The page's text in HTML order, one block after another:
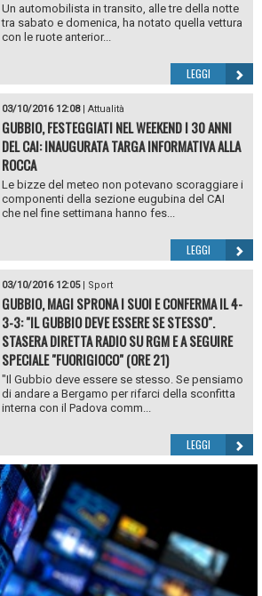
Un automobilista in transito, alle tre della notte
tra sabato e domenica, ha notato quella vettura
con le ruote anterior...
LEGGI
03/10/2016 12:08| Attualità
GUBBIO, FESTEGGIATI NEL WEEKEND I 30 ANNI
DEL CAI: INAUGURATA TARGA INFORMATIVA ALLA
ROCCA
Le bizze del meteo non potevano scoraggiare i
componenti della sezione eugubina del CAI
che nel fine settimana hanno fes...
LEGGI
03/10/2016 12:05| Sport
GUBBIO, MAGI SPRONA I SUOI E CONFERMA IL 4-
3-3: "IL GUBBIO DEVE ESSERE SE STESSO".
STASERA DIRETTA RADIO SU RGM E A SEGUIRE
SPECIALE "FUORIGIOCO" (ORE 21)
"Il Gubbio deve essere se stesso. Se pensiamo
di andare a Bergamo per rifarci della sconfitta
interna con il Padova comm...
LEGGI